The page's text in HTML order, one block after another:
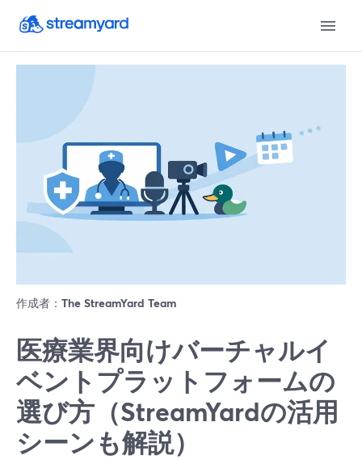
作成者： The StreamYard Team
医療業界向けバーチャルイ
ベントプラットフォームの
選び方（StreamYardの活用
シーンも解説）